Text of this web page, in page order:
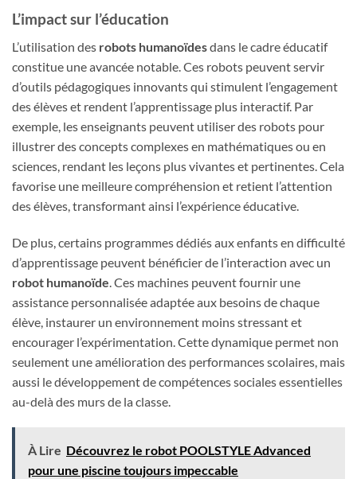
L’impact sur l’éducation
L’utilisation des robots humanoïdesdans le cadre éducatif
constitue une avancée notable. Ces robots peuvent servir
d’outils pédagogiques innovants qui stimulent l’engagement
des élèves et rendent l’apprentissage plus interactif. Par
exemple, les enseignants peuvent utiliser des robots pour
illustrer des concepts complexes en mathématiques ou en
sciences, rendant les leçons plus vivantes et pertinentes. Cela
favorise une meilleure compréhension et retient l’attention
des élèves, transformant ainsi l’expérience éducative.
De plus, certains programmes dédiés aux enfants en difficulté
d’apprentissage peuvent bénéficier de l’interaction avec un
robot humanoïde . Ces machines peuvent fournir une
assistance personnalisée adaptée aux besoins de chaque
élève, instaurer un environnement moins stressant et
encourager l’expérimentation. Cette dynamique permet non
seulement une amélioration des performances scolaires, mais
aussi le développement de compétences sociales essentielles
au-delà des murs de la classe.
À Lire Découvrez le robot POOLSTYLE Advanced
pour une piscine toujours impeccable